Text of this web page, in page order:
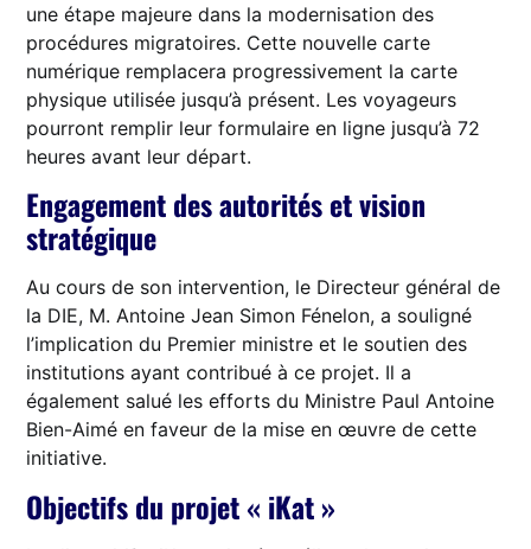
une étape majeure dans la modernisation des
procédures migratoires. Cette nouvelle carte
numérique remplacera progressivement la carte
physique utilisée jusqu’à présent. Les voyageurs
pourront remplir leur formulaire en ligne jusqu’à 72
heures avant leur départ.
Engagement des autorités et vision
stratégique
Au cours de son intervention, le Directeur général de
la DIE, M. Antoine Jean Simon Fénelon, a souligné
l’implication du Premier ministre et le soutien des
institutions ayant contribué à ce projet. Il a
également salué les efforts du Ministre Paul Antoine
Bien-Aimé en faveur de la mise en œuvre de cette
initiative.
Objectifs du projet « iKat »